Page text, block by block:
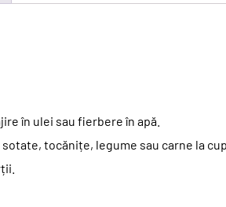
în ulei sau fierbere în apă.
tocănițe, legume sau carne la